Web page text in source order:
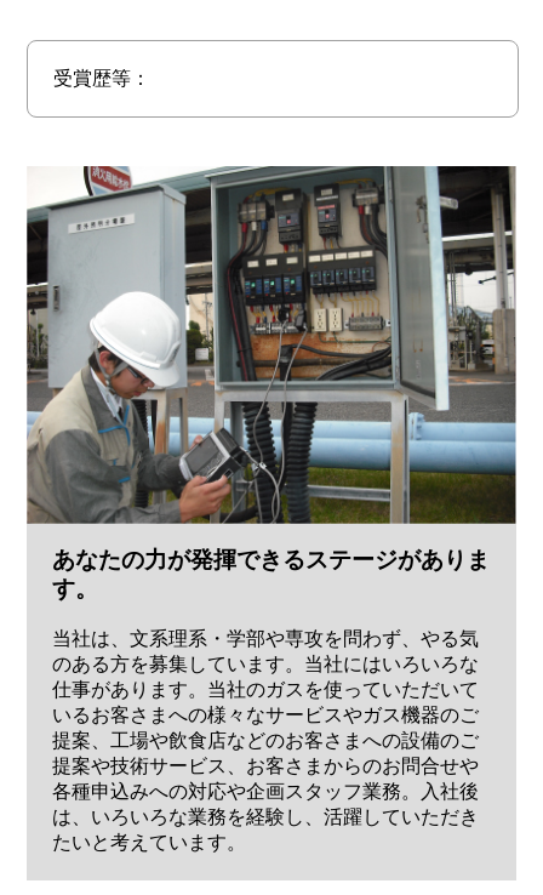
受賞歴等：
あなたの力が発揮できるステージがありま
す。
当社は、文系理系・学部や専攻を問わず、やる気
のある方を募集しています。当社にはいろいろな
仕事があります。当社のガスを使っていただいて
いるお客さまへの様々なサービスやガス機器のご
提案、工場や飲食店などのお客さまへの設備のご
提案や技術サービス、お客さまからのお問合せや
各種申込みへの対応や企画スタッフ業務。入社後
は、いろいろな業務を経験し、活躍していただき
たいと考えています。